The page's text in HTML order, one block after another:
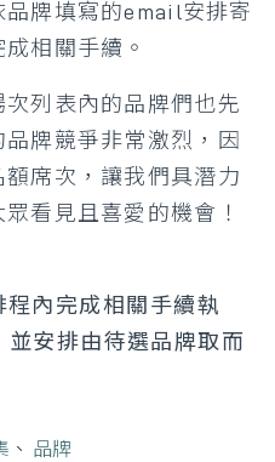
牌填寫的email安排寄
相關手續。
列表內的品牌們也先
牌競爭非常激烈，因
席次，讓我們具潛力
看見且喜愛的機會！
程內完成相關手續執
安排由待選品牌取而
、 品牌